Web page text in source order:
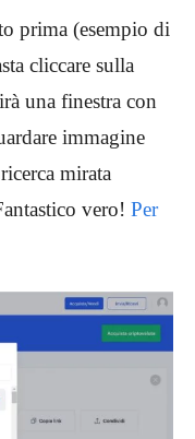
prima (esempio di
cliccare sulla
una finestra con
immagine
mirata
vero! Per